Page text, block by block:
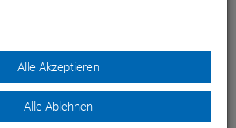
&
Set für Edge und
| EAN: 0
Garmin Radcomputer um diese Sensoren
Training noch effektiver - u.a. kompatibel
Alle Akzeptieren
Alle Ablehnen